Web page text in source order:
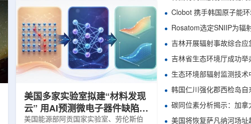
LEPS2/Solenoid合作组，首次利用光子
束实验观测到含有反K介子的原子核。这
一成果为确认反K介子原子核的存在提供
了新的实验证据，也为理解高密度核物
质和中性子星内部结构提供了重要线
索。研究团队在日本兵库县大型同步辐
射设施SP...
美国多家实验室拟建“材料发现
云” 用AI预测微电子器件缺陷影
响
美国能源部阿贡国家实验室、劳伦斯伯
吉林开展辐射事故综合应
吉林省生态环境厅成功举
生态环境部辐射监测技
美国将恢复萨凡纳河场